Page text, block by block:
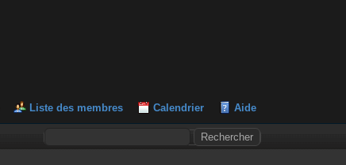
Liste des membres Calendrier Aide